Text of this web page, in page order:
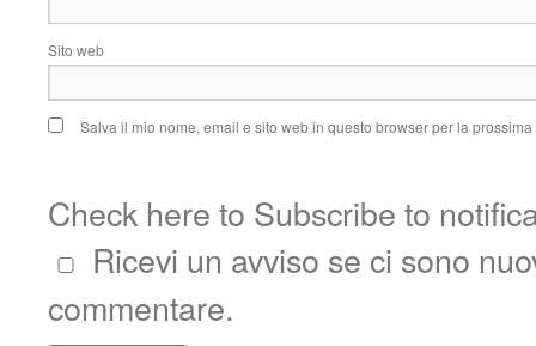
Sito web
Salva il mio nome, email e sito web in questo browser per la
Check here to Subscribe to
Ricevi un avviso se ci sono
commentare.